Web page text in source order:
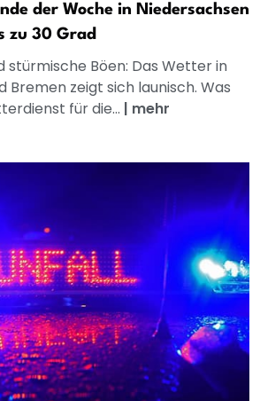
der Woche in Niedersachsen
zu 30 Grad
stürmische Böen: Das Wetter in
Bremen zeigt sich launisch. Was
für die... | mehr